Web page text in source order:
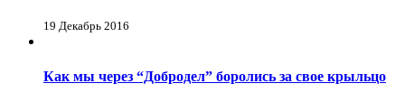
19 Декабрь 2016
Как мы через “Добродел” боролись за свое крыльцо